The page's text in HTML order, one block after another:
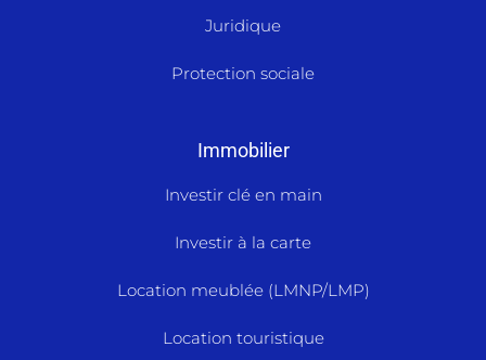
Juridique
Protection sociale
Immobilier
Investir clé en main
Investir à la carte
Location meublée (LMNP/LMP)
Location touristique